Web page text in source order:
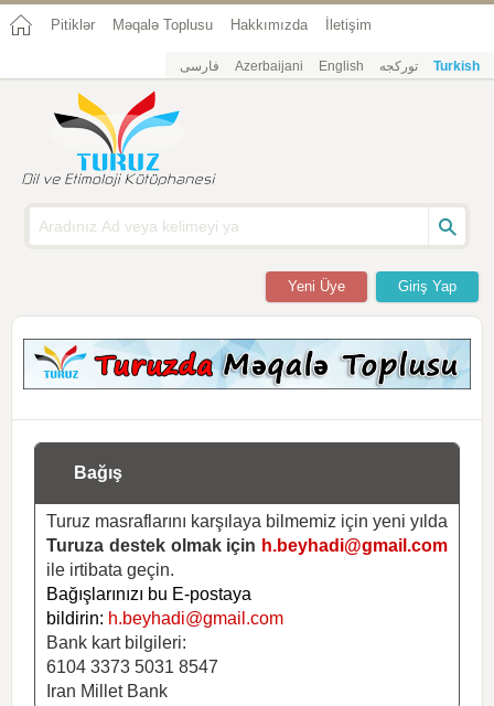
Pitiklər Məqalə Toplusu Hakkımızda İletişim
فارسی Azerbaijani English تورکجه Turkish
Giriş Yap
Yeni Üye
Bağış
Turuz masraflarını karşılaya bilmemiz için yeni yılda
Turuza destek olmak için h.beyhadi@gmail.com
ile irtibata geçin.
Bağışlarınızı bu E-postaya
bildirin: h.beyhadi@gmail.com
Bank kart bilgileri:
6104 3373 5031 8547
Iran Millet Bank